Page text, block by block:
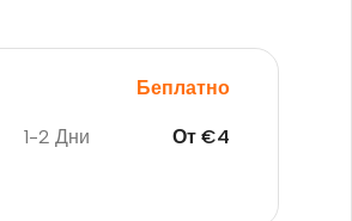
Беплатно
1-2 Дни От €4